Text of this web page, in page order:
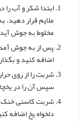
ابتدا شکر و آب
ملایم قرار دهید.
مخلوط به جوش
پس از به جوش
اضافه کنید و
شربت را از روی
سپس آن را در
شربت کاسنی خنک
دلخواه یخ اضافه